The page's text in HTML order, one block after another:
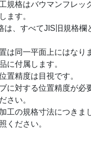
規格はバウマンフレッ
ます。
は、すべてJIS旧規格欄
は同一平面上にはなり
に付属します。
置精度は目視です。
に対する位置精度が必
さい。
工の規格寸法につきま
ください。